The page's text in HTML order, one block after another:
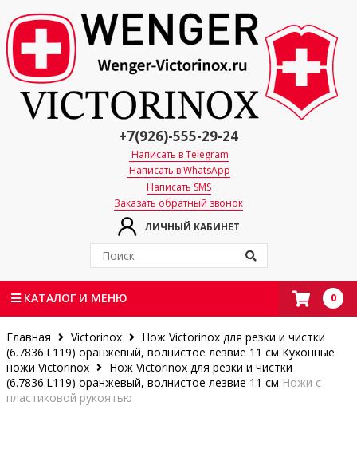
ЛИЧНЫЙ КАБИНЕТ
+7(926)-555-29-24
Написать в Telegram
Написать в WhatsApp
Написать SMS
Заказать обратный звонок
КАТАЛОГ И МЕНЮ 0
Главная Victorinox
Нож Victorinox для резки и чистки
(6.7836.L119) оранжевый, волнистое лезвие 11 см Кухонные
ножи Victorinox
Нож Victorinox для резки и чистки
(6.7836.L119) оранжевый, волнистое лезвие 11 см Ножи с
пластиковой рукоятью